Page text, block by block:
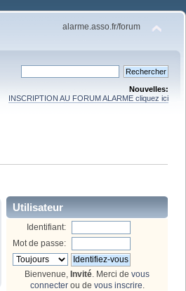
alarme.asso.fr/forum
Nouvelles:
INSCRIPTION AU FORUM ALARME cliquez ici
Utilisateur
Identifiant:
Mot de passe:
Bienvenue, Invité . Merci de vous
connecterou de vous inscrire